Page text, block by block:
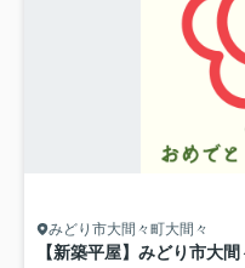
みどり市大間々町大間々